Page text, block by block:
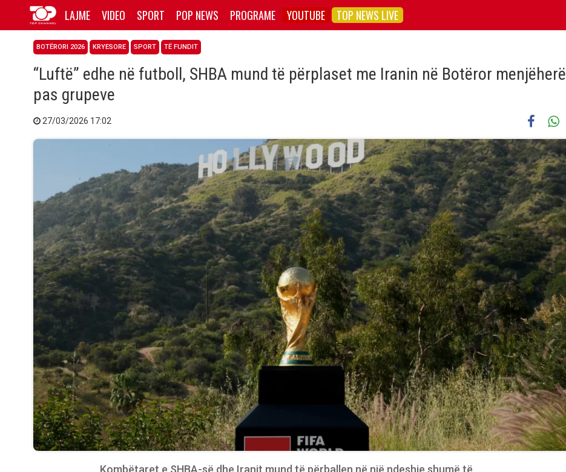
LAJME VIDEO SPORT POP NEWS PROGRAME YOUTUBE TOP NEWS LIVE
BOTËRORI 2026 KRYESORE SPORT TË FUNDIT
“Luftë” edhe në futboll, SHBA mund të përplaset me Iranin në Botëror menjëherë
pas grupeve
27/03/2026 17:02
Kombëtaret e SHBA-së dhe Iranit mund të përballen në një ndeshje shumë të